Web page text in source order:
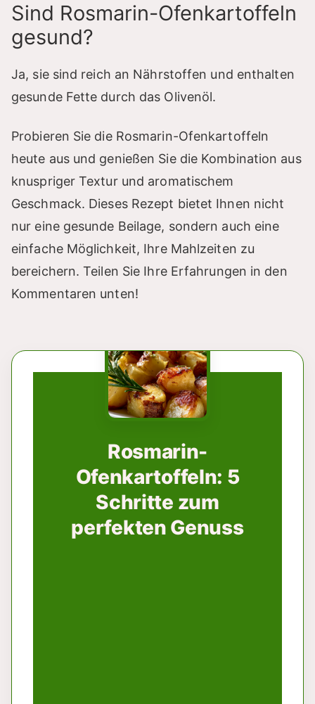
Sind Rosmarin-Ofenkartoffeln
gesund?
Ja, sie sind reich an Nährstoffen und enthalten
gesunde Fette durch das Olivenöl.
Probieren Sie die Rosmarin-Ofenkartoffeln
heute aus und genießen Sie die Kombination aus
knuspriger Textur und aromatischem
Geschmack. Dieses Rezept bietet Ihnen nicht
nur eine gesunde Beilage, sondern auch eine
einfache Möglichkeit, Ihre Mahlzeiten zu
bereichern. Teilen Sie Ihre Erfahrungen in den
Kommentaren unten!
Rosmarin-
Ofenkartoffeln: 5
Schritte zum
perfekten Genuss